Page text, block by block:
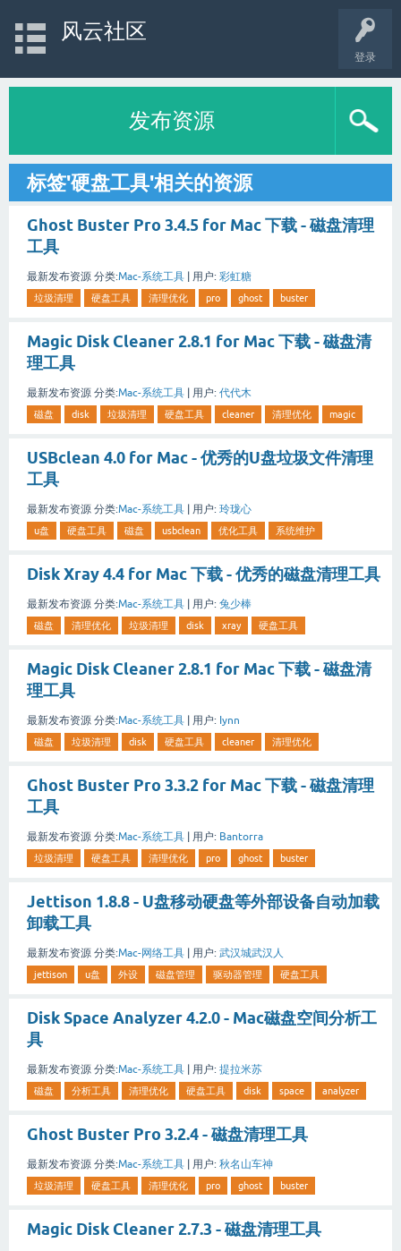
登录
风云社区
发布资源
标签'硬盘工具'相关的资源
Ghost Buster Pro 3.4.5 for Mac 下载 - 磁盘清理
工具
最新发布资源 分类:Mac-系统工具 用户: 彩虹糖
垃圾清理 硬盘工具 清理优化 pro ghost buster
Magic Disk Cleaner 2.8.1 for Mac 下载 - 磁盘清
理工具
最新发布资源 分类:Mac-系统工具 用户: 代代木
磁盘 disk 垃圾清理 硬盘工具 cleaner 清理优化 magic
USBclean 4.0 for Mac - 优秀的U盘垃圾文件清理
工具
最新发布资源 分类:Mac-系统工具 用户: 玲珑心
u盘 硬盘工具 磁盘 usbclean 优化工具 系统维护
Disk Xray 4.4 for Mac 下载 - 优秀的磁盘清理工具
最新发布资源 分类:Mac-系统工具 | 用户: 兔少棒
磁盘 清理优化 垃圾清理 disk xray 硬盘工具
Magic Disk Cleaner 2.8.1 for Mac 下载 - 磁盘清
理工具
最新发布资源 分类:Mac-系统工具 | 用户: Iynn
磁盘 垃圾清理 disk 硬盘工具 cleaner 清理优化
Ghost Buster Pro 3.3.2 for Mac 下载 - 磁盘清理
工具
最新发布资源 分类:Mac-系统工具 | 用户: Bantorra
垃圾清理 硬盘工具 清理优化 pro ghost buster
Jettison 1.8.8 - U盘移动硬盘等外部设备自动加载
卸载工具
最新发布资源 分类:Mac-网络工具 | 用户: 武汉城武汉人
jettison u盘 外设 磁盘管理 驱动器管理 硬盘工具
Disk Space Analyzer 4.2.0 - Mac磁盘空间分析工
具
最新发布资源 分类:Mac-系统工具 | 用户: 提拉米苏
磁盘 分析工具 清理优化 硬盘工具 disk space analyzer
Ghost Buster Pro 3.2.4 - 磁盘清理工具
最新发布资源 分类:Mac-系统工具 | 用户: 秋名山车神
垃圾清理 硬盘工具 清理优化 pro ghost buster
Magic Disk Cleaner 2.7.3 - 磁盘清理工具